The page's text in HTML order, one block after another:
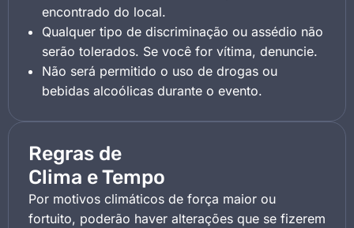
encontrado do local.
Qualquer tipo de discriminação ou assédio não
serão tolerados. Se você for vítima, denuncie.
Não será permitido o uso de drogas ou
bebidas alcoólicas durante o evento.
Regras de
Clima e Tempo
Por motivos climáticos de força maior ou
fortuito, poderão haver alterações que se fizerem